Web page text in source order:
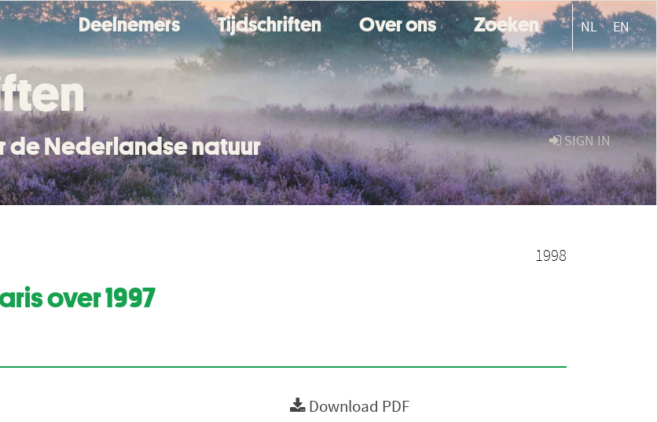
Deelnemers Tijdschriften Over ons Zoeken NL EN
SIGN IN
de Nederlandse natuur
1998
over 1997
Download PDF